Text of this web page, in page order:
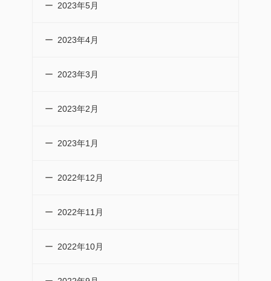
2023年5月
2023年4月
2023年3月
2023年2月
2023年1月
2022年12月
2022年11月
2022年10月